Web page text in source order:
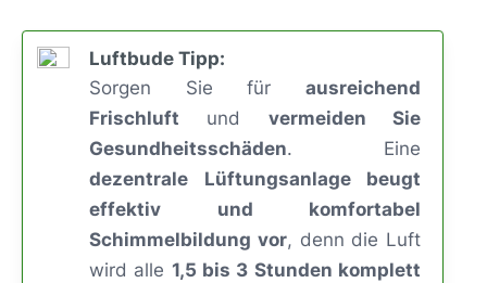
Luftbude Tipp:
Sorgen Sie für ausreichend
Frischluft und vermeiden Sie
Gesundheitsschäden. Eine
dezentrale Lüftungsanlage beugt
effektiv und komfortabel
Schimmelbildung vor, denn die Luft
wird alle 1,5 bis 3 Stunden komplett